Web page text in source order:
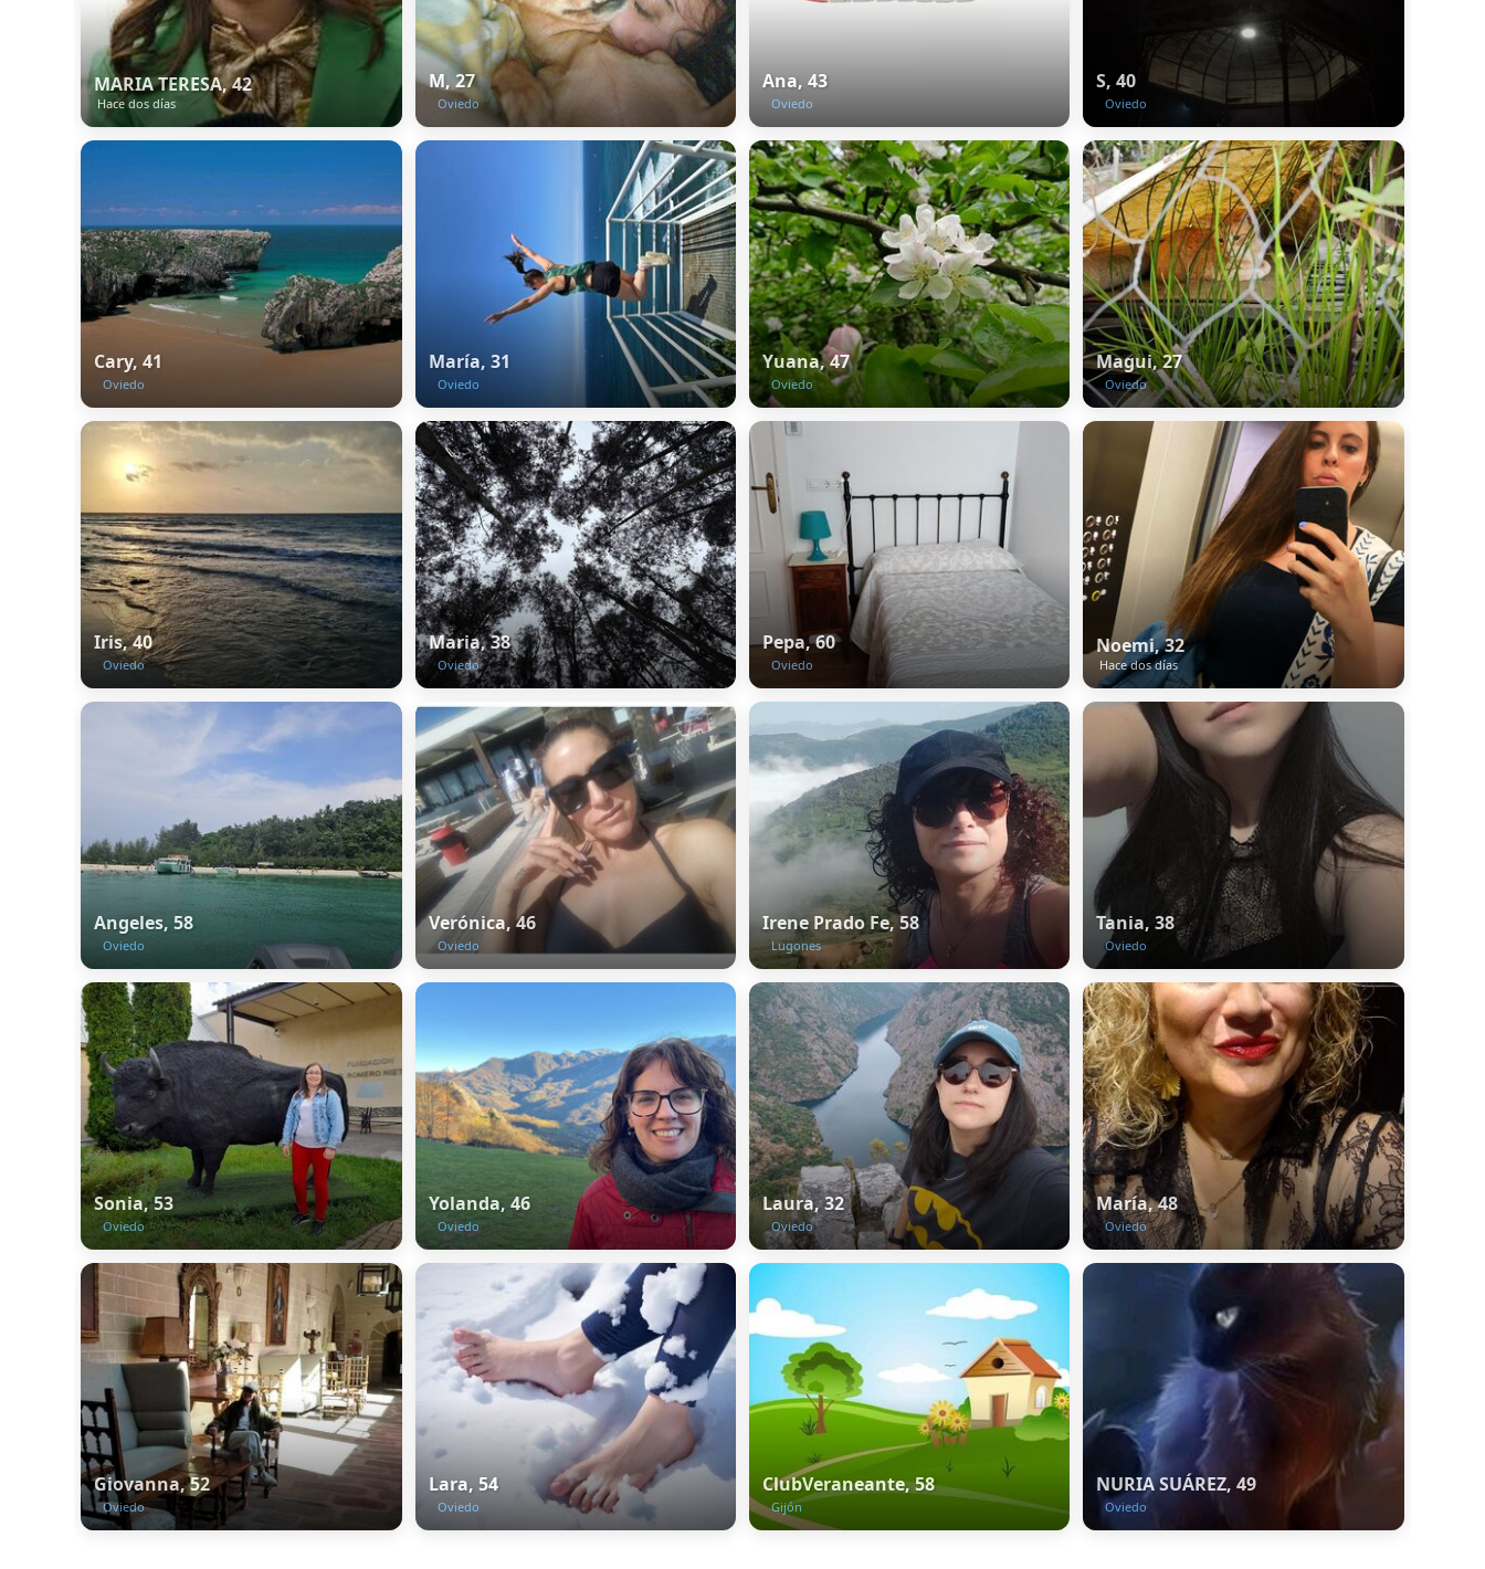
MARIA TERESA, 42
Hace dos días
M, 27
Oviedo
Ana, 43
Oviedo
S, 40
Oviedo
Cary, 41
Oviedo
María, 31
Oviedo
Yuana, 47
Oviedo
Magui, 27
Oviedo
Iris, 40
Oviedo
Maria, 38
Oviedo
Pepa, 60
Oviedo
Noemi, 32
Hace dos días
Angeles, 58
Oviedo
Verónica, 46
Oviedo
Irene Prado Fe, 58
Lugones
Tania, 38
Oviedo
Sonia, 53
Oviedo
Yolanda, 46
Oviedo
Laura, 32
Oviedo
María, 48
Oviedo
Giovanna, 52
Oviedo
Lara, 54
Oviedo
ClubVeraneante, 58
Gijón
NURIA SUÁREZ, 49
Oviedo